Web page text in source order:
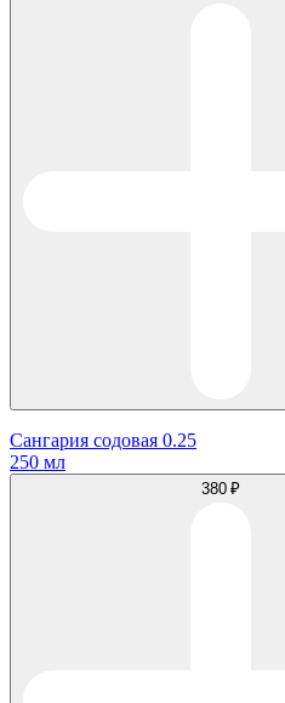
Сангария содовая 0.25
250 мл
380 ₽